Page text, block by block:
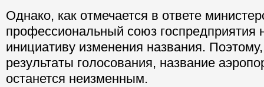
Однако, как отмечается в ответе
профессиональный союз госпредприятия
инициативу изменения названия.
результаты голосования, название
останется неизменным.